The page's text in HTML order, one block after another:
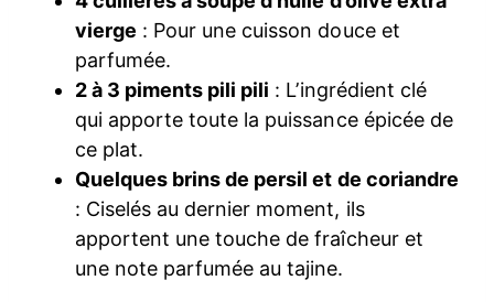
vierge : Pour une cuisson douce et
parfumée.
2 à 3 piments pili pili : L’ingrédient clé
qui apporte toute la puissance épicée de
ce plat.
Quelques brins de persil et de coriandre
: Ciselés au dernier moment, ils
apportent une touche de fraîcheur et
une note parfumée au tajine.